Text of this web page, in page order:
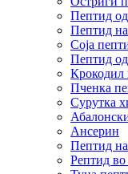
Пептид
Пептид
Соја
Пептид
Крокодил
Пченка
Сурутка
Ансерин
Пептид
Pептид